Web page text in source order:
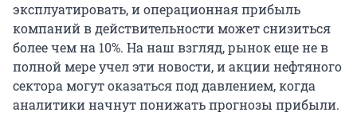
эксплуатировать, и операционная прибыль
компаний в действительности может снизиться
более чем на 10%. На наш взгляд, рынок еще не в
полной мере учел эти новости, и акции нефтяного
сектора могут оказаться под давлением, когда
аналитики начнут понижать прогнозы прибыли.